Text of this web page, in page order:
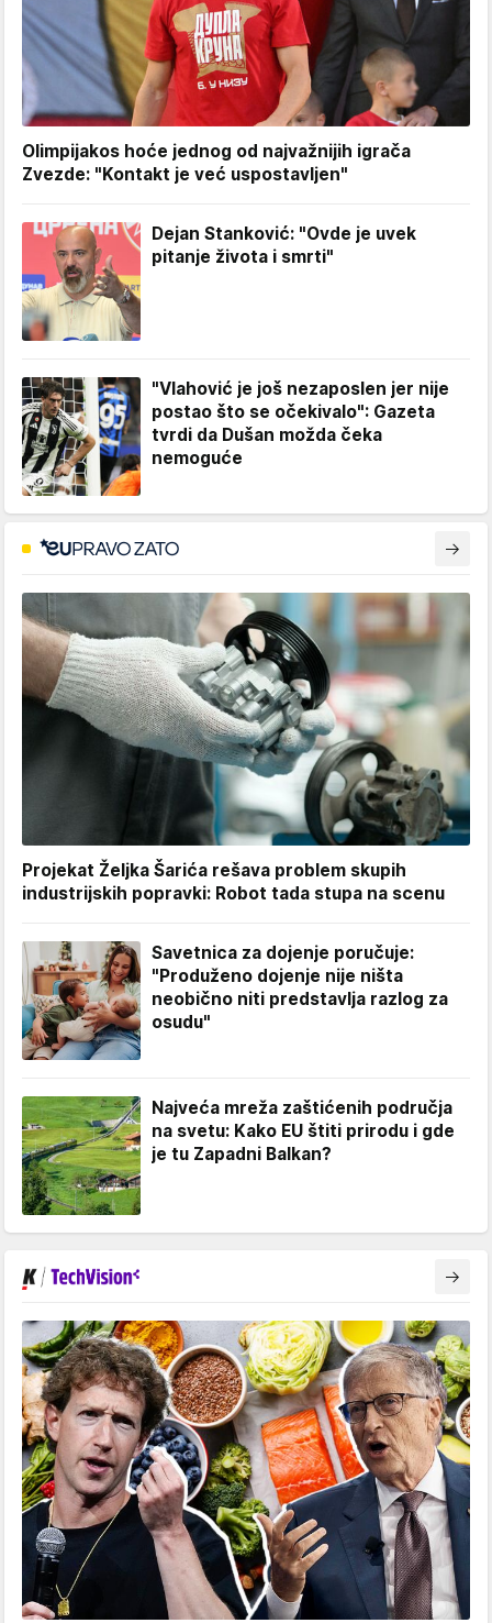
Olimpijakos hoće jednog od najvažnijih igrača
Zvezde: "Kontakt je već uspostavljen"
Dejan Stanković: "Ovde je uvek
pitanje života i smrti"
"Vlahović je još nezaposlen jer nije
postao što se očekivalo": Gazeta
tvrdi da Dušan možda čeka
nemoguće
Projekat Željka Šarića rešava problem skupih
industrijskih popravki: Robot tada stupa na scenu
Savetnica za dojenje poručuje:
"Produženo dojenje nije ništa
neobično niti predstavlja razlog za
osudu"
Najveća mreža zaštićenih područja
na svetu: Kako EU štiti prirodu i gde
je tu Zapadni Balkan?